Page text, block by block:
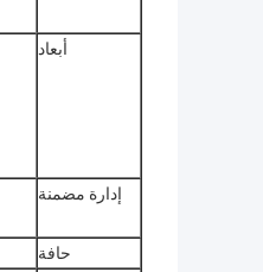
أبعاد
إدارة مضمنة
حافة